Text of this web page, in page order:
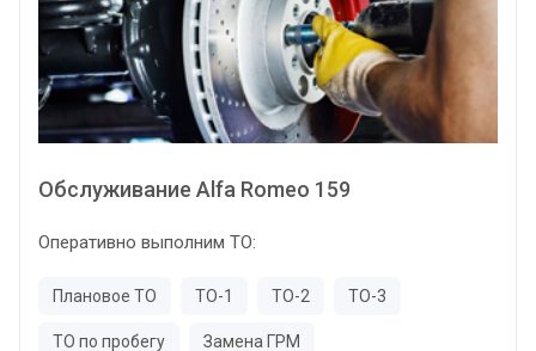
Обслуживание Alfa Romeo 159
Оперативно выполним ТО:
Плановое ТО ТО-1 ТО-2 ТО-3
ТО по пробегу Замена ГРМ